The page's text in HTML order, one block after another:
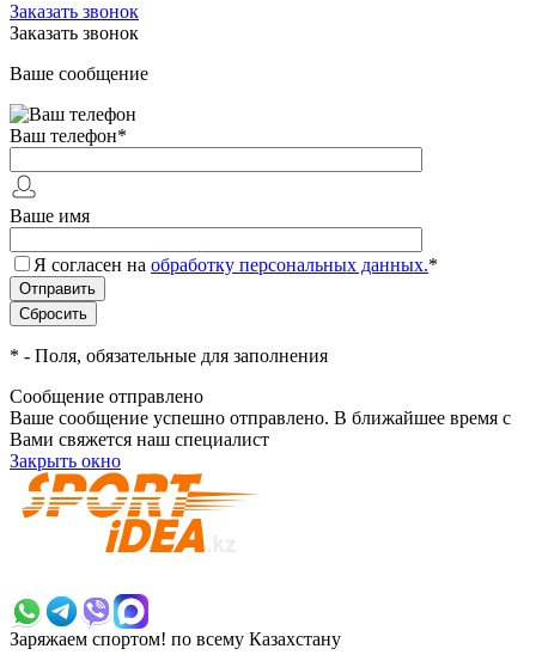
Заказать звонок
Заказать звонок
Ваше сообщение
Ваш телефон*
Ваше имя
Я согласен на обработку персональных данных.*
* - Поля, обязательные для заполнения
Сообщение отправлено
Ваше сообщение успешно отправлено. В ближайшее время с
Вами свяжется наш специалист
Закрыть окно
Заряжаем спортом! по всему Казахстану